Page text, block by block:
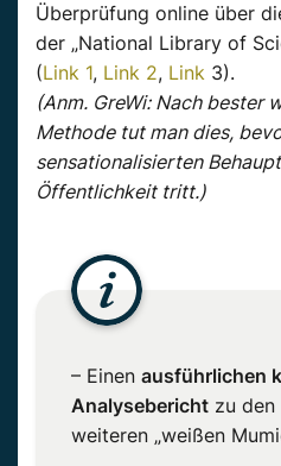
Überprüfung online über
der „National Library of
(Link 1, Link 2, Link 3).
(Anm. GreWi: Nach bester
Methode tut man dies,
sensationalisierten
Öffentlichkeit tritt.)
– Einen ausführlichen
Analysebericht zu den
weiteren „weißen